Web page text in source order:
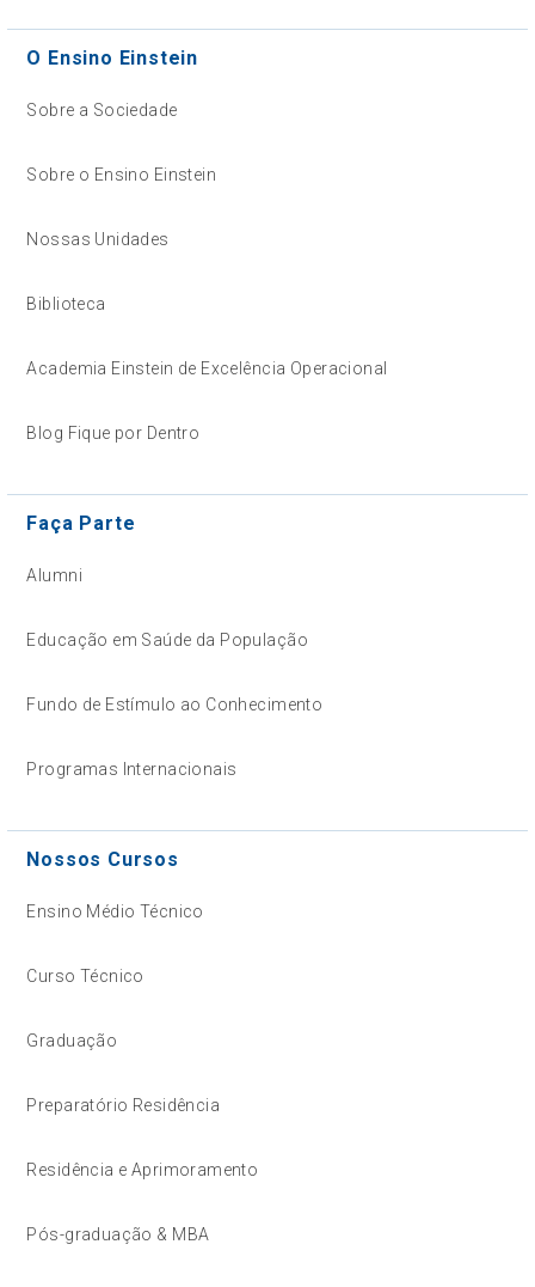
O Ensino Einstein
Sobre a Sociedade
Sobre o Ensino Einstein
Nossas Unidades
Biblioteca
Academia Einstein de Excelência Operacional
Blog Fique por Dentro
Faça Parte
Alumni
Educação em Saúde da População
Fundo de Estímulo ao Conhecimento
Programas Internacionais
Nossos Cursos
Ensino Médio Técnico
Curso Técnico
Graduação
Preparatório Residência
Residência e Aprimoramento
Pós-graduação & MBA